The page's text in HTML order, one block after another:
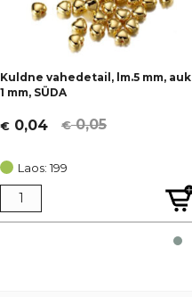
Kuldne vahedetail, lm.5 mm, auk
1 mm, SÜDA
€0,05
Algne
oli:
€ 0,05.
€ 0,04
Current
is:
€ 0,04.
Laos: 199